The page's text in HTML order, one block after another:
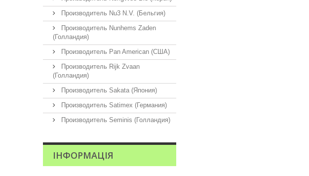
Производитель Nu3 N.V. (Бельгия)
Производитель Nunhems Zaden
(Голландия)
Производитель Pan American (США)
Производитель Rijk Zvaan
(Голландия)
Производитель Sakata (Япония)
Производитель Satimex (Германия)
Производитель Seminis (Голландия)
ІНФОРМАЦІЯ